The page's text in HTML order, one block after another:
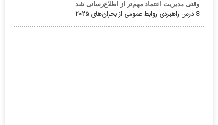
وقتی مدیریت اعتماد مهم‌تر از اطلاع‌رسانی شد
8 درس راهبردی روابط عمومی از بحران‌های ۲۰۲۵